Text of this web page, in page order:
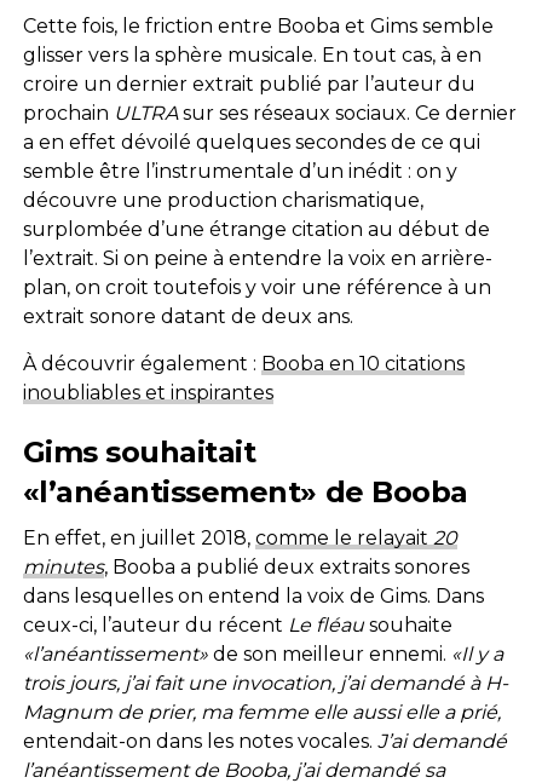
Cette fois, le friction entre Booba et Gims semble
glisser vers la sphère musicale. En tout cas, à en
croire un dernier extrait publié par l’auteur du
prochain ULTRAsur ses réseaux sociaux. Ce dernier
a en effet dévoilé quelques secondes de ce qui
semble être l’instrumentale d’un inédit : on y
découvre une production charismatique,
surplombée d’une étrange citation au début de
l’extrait. Si on peine à entendre la voix en arrière-
plan, on croit toutefois y voir une référence à un
extrait sonore datant de deux ans.
À découvrir également : Booba en 10 citations
inoubliables et inspirantes
Gims souhaitait
«l’anéantissement» de Booba
En effet, en juillet 2018, comme le relayait 20
minutes, Booba a publié deux extraits sonores
dans lesquelles on entend la voix de Gims. Dans
ceux-ci, l’auteur du récent Le fléausouhaite
«l’anéantissement»de son meilleur ennemi. «Il y a
trois jours, j’ai fait une invocation, j’ai demandé à H-
Magnum de prier, ma femme elle aussi elle a prié,
entendait-on dans les notes vocales. J’ai demandé
l’anéantissement de Booba, j’ai demandé sa